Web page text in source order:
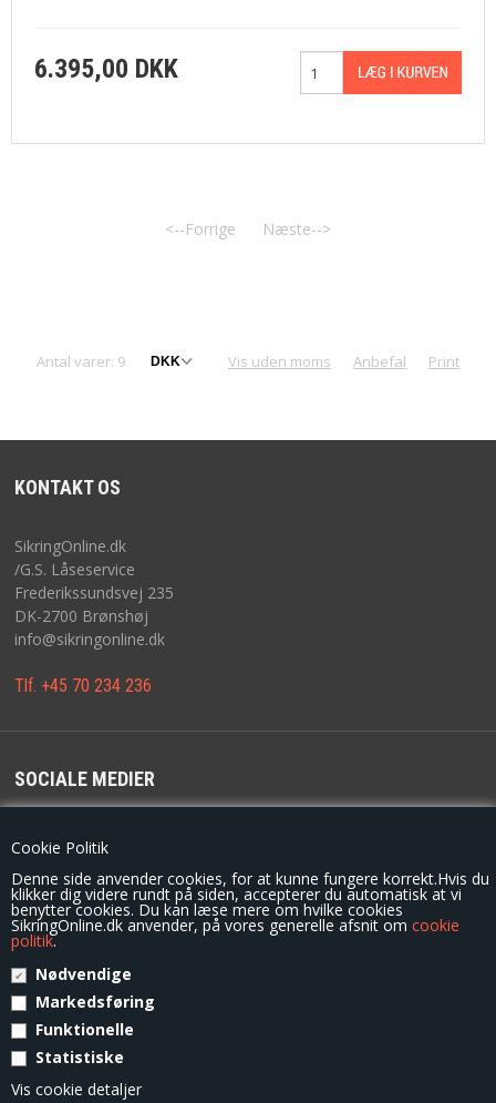
Cookie Politik
Denne side anvender cookies, for at kunne fungere korrekt.Hvis du
klikker dig videre rundt på siden, accepterer du automatisk at vi
benytter cookies. Du kan læse mere om hvilke cookies
SikringOnline.dk anvender, på vores generelle afsnit om cookie
politik.
Nødvendige
Markedsføring
Funktionelle
Statistiske
Vis cookie detaljer
6.395,00 DKK
<--Forrige Næste-->
Antal varer: 9 Vis uden moms Anbefal Print
KONTAKT OS
SikringOnline.dk
/G.S. Låseservice
Frederikssundsvej 235
DK-2700 Brønshøj
info@sikringonline.dk
Tlf. +45 70 234 236
SOCIALE MEDIER
For de seneste opdateringer, konkurrencer og tilbud følg os på
© Copyright 2014 - SikringOnline.dk / G.S. Låseservice